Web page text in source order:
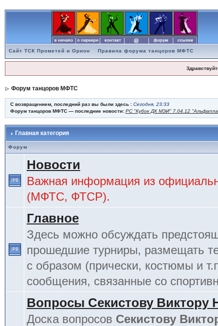
Сайт ТСК Прометей и Орион Правила форума танцоров МФТС
Форум танцоров МФТС
С возвращением, последний раз вы были здесь : Сегодня, 23:33
Форум танцоров МФТС — последние новости: РС "Кубок ДК МЭИ" 7.04.12
Главная категория
Форум
Новости
Важная информация из
(МФТС, ФТСР).
Главное
Здесь можно обсуждать
прошедшие турниры, размещать
с образом (прически, костюмы и
сообщения, связанные со
Вопросы Секистову Виктору
Доска вопросов Секистову